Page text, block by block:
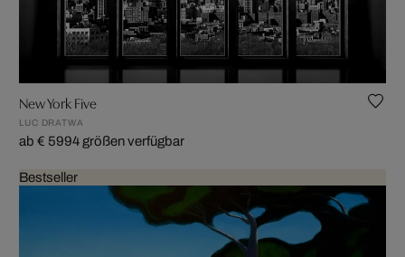
New York Five
LUC DRATWA
ab € 5994 größen verfügbar
Bestseller